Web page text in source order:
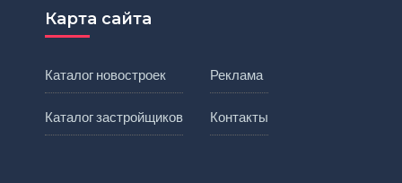
Карта сайта
Каталог новостроек
Каталог застройщиков
Реклама
Контакты